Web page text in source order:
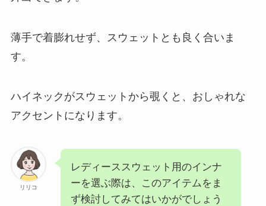
薄手で着膨れせず、スウェットとも良く合いま
す。
ハイネックがスウェットから覗くと、おしゃれな
アクセントになります。
リリコ
レディーススウェット用のインナ
ーを選ぶ際は、このアイテムをま
ず検討してみてはいかがでしょう